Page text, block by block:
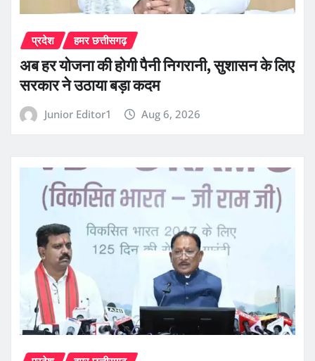
प्रदेश हमर छत्तीसगढ़
अब हर योजना की होगी पैनी निगरानी, सुशासन के लिए
सरकार ने उठाया बड़ा कदम
Junior Editor1 Aug 6, 2026